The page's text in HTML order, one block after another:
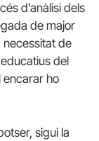
d’anàlisi dels
de major
necessitat de
del
encarar ho
sigui la